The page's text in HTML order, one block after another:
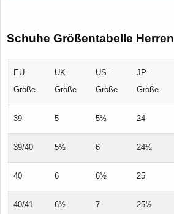
Schuhe Größentabelle Herren
EU-
Größe
UK-
Größe
US-
Größe
JP-
Größe
39 5 5½ 24
39/40 5½ 6 24½
40 6 6½ 25
40/41 6½ 7 25½